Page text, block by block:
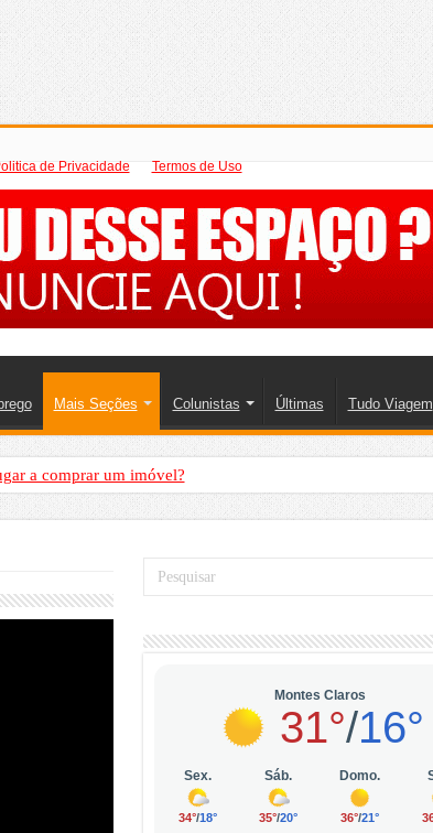
de Privacidade Termos de Uso
Mais Seções Colunistas Últimas Tudo Viagem
a comprar um imóvel?
digital
Bahia
faturarem mais de R$ 10 mil no digital